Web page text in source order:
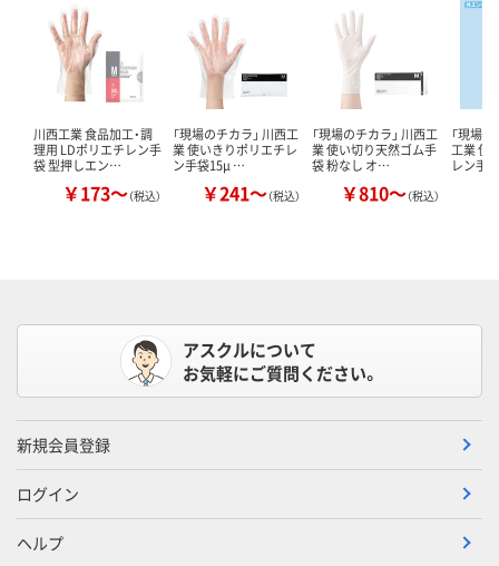
川西工業 食品加工・調
理用 LDポリエチレン手
袋 型押しエン…
￥173～（税込）
「現場のチカラ」 川西工
業 使いきりポリエチレ
ン手袋15μ …
￥241～（税込）
「現場のチカラ」 川西工
業 使い切り天然ゴム手
袋 粉なし オ…
￥810～（税込）
「現場
工業 使
レン手
アスクルについて
お気軽にご質問ください。
新規会員登録
ログイン
ヘルプ